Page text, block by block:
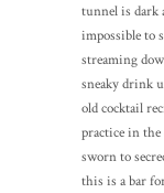
tunnel is dark
impossible to
streaming
sneaky drink
old cocktail
practice in the
sworn to
this is a bar